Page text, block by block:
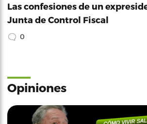
Las confesiones de un
Junta de Control Fiscal
0
Opiniones